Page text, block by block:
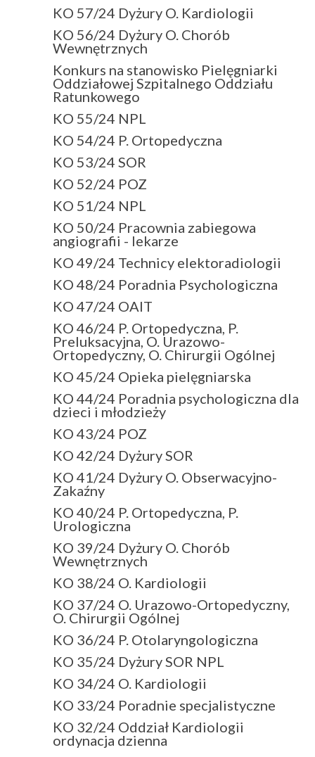
KO 57/24 Dyżury O. Kardiologii
KO 56/24 Dyżury O. Chorób
Wewnętrznych
Konkurs na stanowisko Pielęgniarki
Oddziałowej Szpitalnego Oddziału
Ratunkowego
KO 55/24 NPL
KO 54/24 P. Ortopedyczna
KO 53/24 SOR
KO 52/24 POZ
KO 51/24 NPL
KO 50/24 Pracownia zabiegowa
angiografii - lekarze
KO 49/24 Technicy elektoradiologii
KO 48/24 Poradnia Psychologiczna
KO 47/24 OAIT
KO 46/24 P. Ortopedyczna, P.
Preluksacyjna, O. Urazowo-
Ortopedyczny, O. Chirurgii Ogólnej
KO 45/24 Opieka pielęgniarska
KO 44/24 Poradnia psychologiczna dla
dzieci i młodzieży
KO 43/24 POZ
KO 42/24 Dyżury SOR
KO 41/24 Dyżury O. Obserwacyjno-
Zakaźny
KO 40/24 P. Ortopedyczna, P.
Urologiczna
KO 39/24 Dyżury O. Chorób
Wewnętrznych
KO 38/24 O. Kardiologii
KO 37/24 O. Urazowo-Ortopedyczny,
O. Chirurgii Ogólnej
KO 36/24 P. Otolaryngologiczna
KO 35/24 Dyżury SOR NPL
KO 34/24 O. Kardiologii
KO 33/24 Poradnie specjalistyczne
KO 32/24 Oddział Kardiologii
ordynacja dzienna